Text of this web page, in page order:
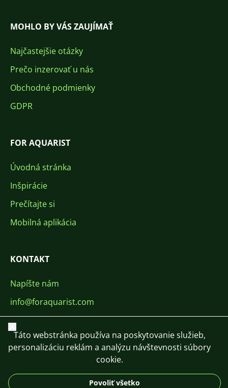
MOHLO BY VÁS ZAUJÍMAŤ
Najčastejšie otázky
Prečo inzerovať u nás
Obchodné podmienky
GDPR
FOR AQUARIST
Úvodná stránka
Inšpirácie
Prečítajte si
Mobilná aplikácia
KONTAKT
Napíšte nám
info@foraquarist.com
+420 603 449 602
Zavrieť
Táto webstránka používa na poskytovanie služieb,
personalizáciu reklám a analýzu návštevnosti súbory
cookie.
Povoliť všetko